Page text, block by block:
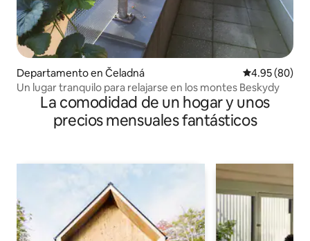
Departamento en Čeladná Calificación
4.95 (80)
Un lugar tranquilo para relajarse en los montes Beskydy
La comodidad de un hogar y unos
precios mensuales fantásticos